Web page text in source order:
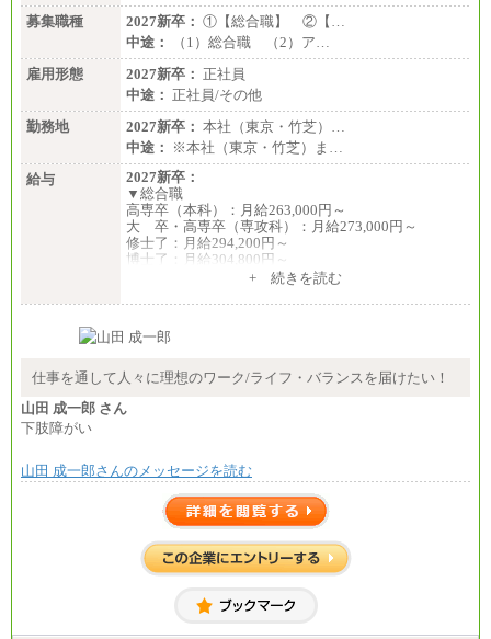
募集職種
2027新卒： ①【総合職】 ②【…
中途：
（1）総合職 （2）ア…
雇用形態
2027新卒： 正社員
中途： 正社員/その他
勤務地
2027新卒： 本社（東京・竹芝）…
中途：
※本社（東京・竹芝）ま…
給与
2027新卒：
▼総合職
高専卒（本科）：月給263,000円～
大 卒・高専卒（専攻科）：月給273,000円～
修士了：月給294,200円～
博士了：月給304,800円～
で、それらを入社後の実業務において発揮できると
することがあります
▼アソシエイト職
※試用期間中も給与に変更はございません
基本月給／20万5000円以上(正社員・準社員）
※経験、能力を考慮の上、当社規定により優遇
いたします
※自己成長支援金(10,000円）を含む
+ 続きを読む
仕事を通して人々に理想のワーク/ライフ・バランスを届けたい！
山田 成一郎 さん
下肢障がい
山田 成一郎さんのメッセージを読む